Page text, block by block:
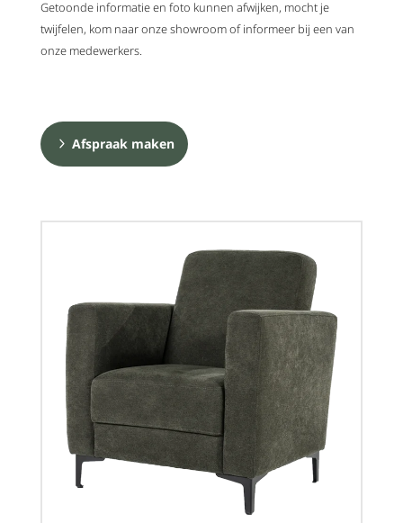
Getoonde informatie en foto kunnen afwijken, mocht je
twijfelen, kom naar onze showroom of informeer bij een van
onze medewerkers.
Afspraak maken